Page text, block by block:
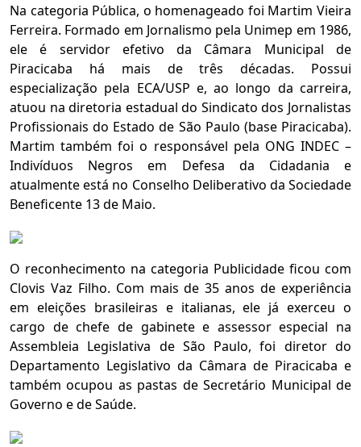
Na categoria Pública, o homenageado foi Martim Vieira
Ferreira. Formado em Jornalismo pela Unimep em 1986,
ele é servidor efetivo da Câmara Municipal de
Piracicaba há mais de três décadas. Possui
especialização pela ECA/USP e, ao longo da carreira,
atuou na diretoria estadual do Sindicato dos Jornalistas
Profissionais do Estado de São Paulo (base Piracicaba).
Martim também foi o responsável pela ONG INDEC –
Indivíduos Negros em Defesa da Cidadania e
atualmente está no Conselho Deliberativo da Sociedade
Beneficente 13 de Maio.
O reconhecimento na categoria Publicidade ficou com
Clovis Vaz Filho. Com mais de 35 anos de experiência
em eleições brasileiras e italianas, ele já exerceu o
cargo de chefe de gabinete e assessor especial na
Assembleia Legislativa de São Paulo, foi diretor do
Departamento Legislativo da Câmara de Piracicaba e
também ocupou as pastas de Secretário Municipal de
Governo e de Saúde.